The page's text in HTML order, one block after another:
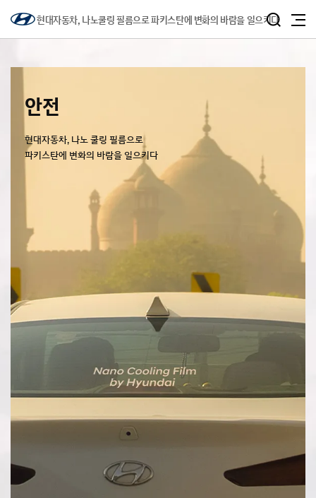
현대자동차, 나노쿨링 필름으로 파키스탄에 변화의 바람을 일으키다
안전
현대자동차, 나노 쿨링 필름으로
파키스탄에 변화의 바람을 일으키다